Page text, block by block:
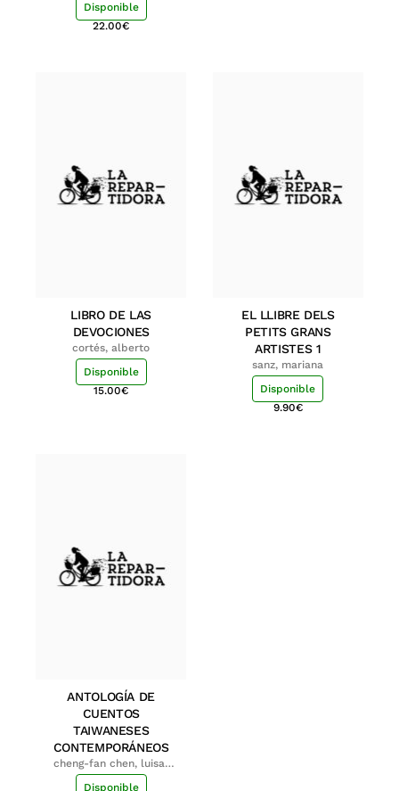
Disponible
22.00€
LIBRO DE LAS
DEVOCIONES
cortés, alberto
Disponible
15.00€
EL LLIBRE DELS
PETITS GRANS
ARTISTES 1
sanz, mariana
Disponible
9.90€
ANTOLOGÍA DE
CUENTOS
TAIWANESES
CONTEMPORÁNEOS
cheng-fan chen, luisa;
shu-ying chang, luisa
Disponible